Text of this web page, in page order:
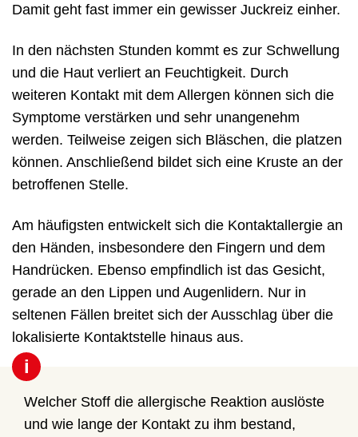
Damit geht fast immer ein gewisser Juckreiz einher.
In den nächsten Stunden kommt es zur Schwellung
und die Haut verliert an Feuchtigkeit. Durch
weiteren Kontakt mit dem Allergen können sich die
Symptome verstärken und sehr unangenehm
werden. Teilweise zeigen sich Bläschen, die platzen
können. Anschließend bildet sich eine Kruste an der
betroffenen Stelle.
Am häufigsten entwickelt sich die Kontaktallergie an
den Händen, insbesondere den Fingern und dem
Handrücken. Ebenso empfindlich ist das Gesicht,
gerade an den Lippen und Augenlidern. Nur in
seltenen Fällen breitet sich der Ausschlag über die
lokalisierte Kontaktstelle hinaus aus.
i
Welcher Stoff die allergische Reaktion auslöste
und wie lange der Kontakt zu ihm bestand,